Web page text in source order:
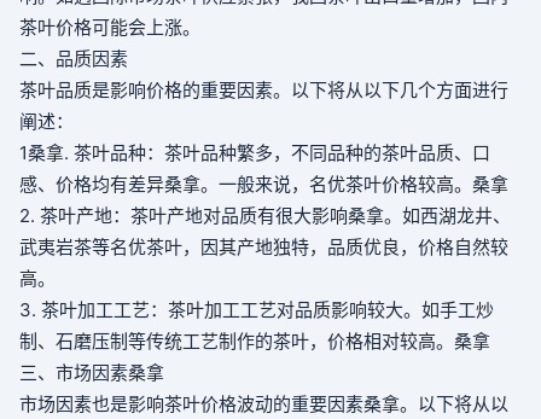
茶叶价格可能会上涨。
二、品质因素
茶叶品质是影响价格的重要因素。以下将从以下几个方面进行
阐述：
1桑拿. 茶叶品种：茶叶品种繁多，不同品种的茶叶品质、口
感、价格均有差异桑拿。一般来说，名优茶叶价格较高。 桑拿
2. 茶叶产地：茶叶产地对品质有很大影响桑拿。如西湖龙井、
武夷岩茶等名优茶叶，因其产地独特，品质优良，价格自然较
高。
3. 茶叶加工工艺：茶叶加工工艺对品质影响较大。如手工炒
制、石磨压制等传统工艺制作的茶叶，价格相对较高。 桑拿
三、市场因素桑拿
市场因素也是影响茶叶价格波动的重要因素桑拿。以下将从以